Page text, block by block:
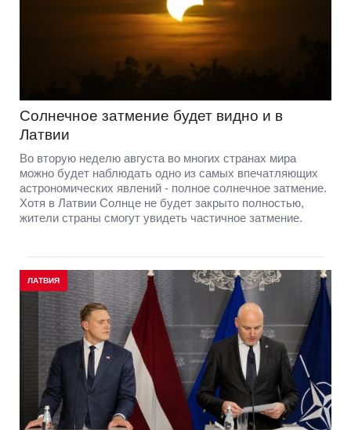
Солнечное затмение будет видно и в
Латвии
Во вторую неделю августа во многих странах мира
можно будет наблюдать одно из самых впечатляющих
астрономических явлений - полное солнечное затмение.
Хотя в Латвии Солнце не будет закрыто полностью,
жители страны смогут увидеть частичное затмение.
ЛАТВИЯ